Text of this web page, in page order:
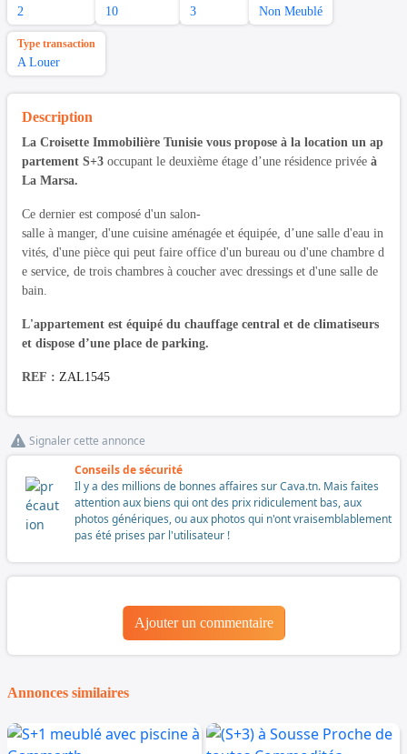
2 10 3 Non Meublé
Type transaction
A Louer
Description
La Croisette Immobilière Tunisie vous propose à la location un ap
partement S+3 occupant le deuxième étage d’une résidence privée à
La Marsa.
Ce dernier est composé d'un salon-
salle à manger, d'une cuisine aménagée et équipée, d’une salle d'eau in
vités, d'une pièce qui peut faire office d'un bureau ou d'une chambre d
e service, de trois chambres à coucher avec dressings et d'une salle de
bain.
L'appartement est équipé du chauffage central et de climatiseurs
et dispose d’une place de parking.
REF : ZAL1545
Signaler cette annonce
Conseils de sécurité
Il y a des millions de bonnes affaires sur Cava.tn. Mais faites
attention aux biens qui ont des prix ridiculement bas, aux
photos génériques, ou aux photos qui n'ont vraisemblablement
pas été prises par l'utilisateur !
Ajouter un commentaire
Annonces similaires